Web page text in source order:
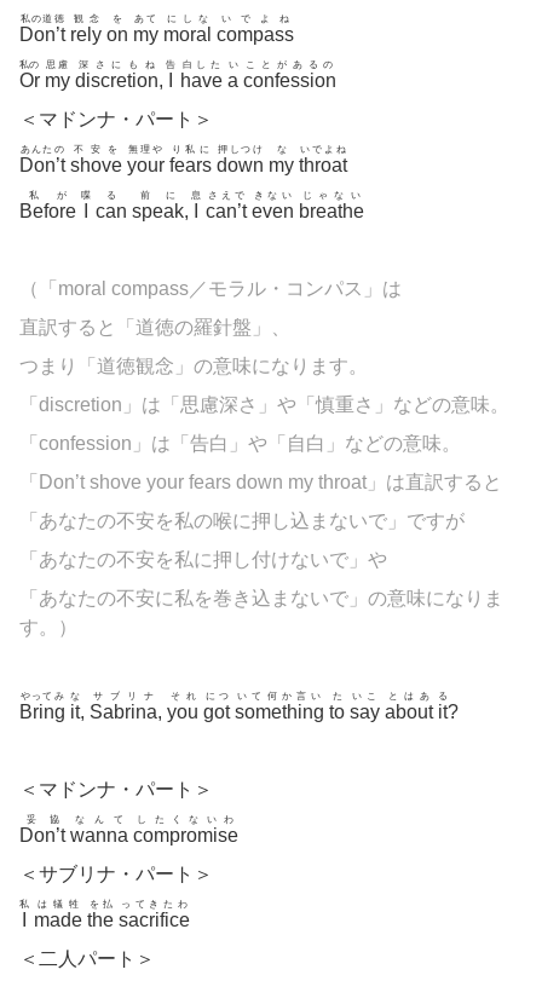
Don’t
私の道徳
rely
観念
on
を
my
あて
moral
にしな
compass
いでよね
Or
私の
my
思慮
discretion
深さにもね
,
告
have
白した
a
い
confession
ことがあるの
＜マドンナ・パート＞
Don’t
あんたの
shove
不安を
your
無理や
fears
り私に
down
押しつけ
my
な
throat
いでよね
Before
私が 喋
can
る
speak
前に
,
息
can’t
さえで
even
きない
breathe
じゃない
（「moral compass／モラル・コンパス」は
直訳すると「道徳の羅針盤」、
つまり「道徳観念」の意味になります。
「 discretion」は「思慮深さ」や「慎重さ」などの意味。
「 confession」は「告白」や「自白」などの意味。
「Don’t shove your fears down my throat」は直訳すると
「あなたの不安を私の喉に押し込まないで」ですが
「あなたの不安を私に押し付けないで」や
「あなたの不安に私を巻き込まないで」の意味になりま
す。）
Bring
やってみ
it
な
, Sabrina
サブリナ
, you
それ
got
につ
something
いて何か言い
to
た
say
いこ
about
とはあ
it
る
?
＜マドンナ・パート＞
Don’t
妥協
wanna
なんて
compromise
したくないわ
＜サブリナ・パート＞
私
made
は犠牲
the
を払
sacrifice
ってきたわ
＜二人パート＞